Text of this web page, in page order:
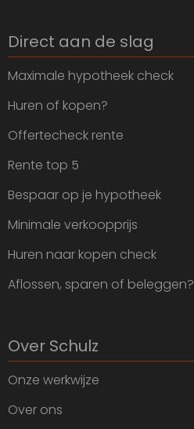
Direct aan de slag
Maximale hypotheek check
Huren of kopen?
Offertecheck rente
Rente top 5
Bespaar op je hypotheek
Minimale verkoopprijs
Huren naar kopen check
Aflossen, sparen of beleggen?
Over Schulz
Onze werkwijze
Over ons